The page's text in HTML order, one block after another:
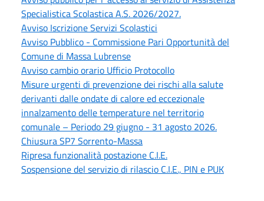
Specialistica Scolastica A.S. 2026/2027.
Avviso Iscrizione Servizi Scolastici
Avviso Pubblico - Commissione Pari Opportunità del
Comune di Massa Lubrense
Avviso cambio orario Ufficio Protocollo
Misure urgenti di prevenzione dei rischi alla salute
derivanti dalle ondate di calore ed eccezionale
innalzamento delle temperature nel territorio
comunale – Periodo 29 giugno - 31 agosto 2026.
Chiusura SP7 Sorrento-Massa
Ripresa funzionalità postazione C.I.E.
Sospensione del servizio di rilascio C.I.E., PIN e PUK